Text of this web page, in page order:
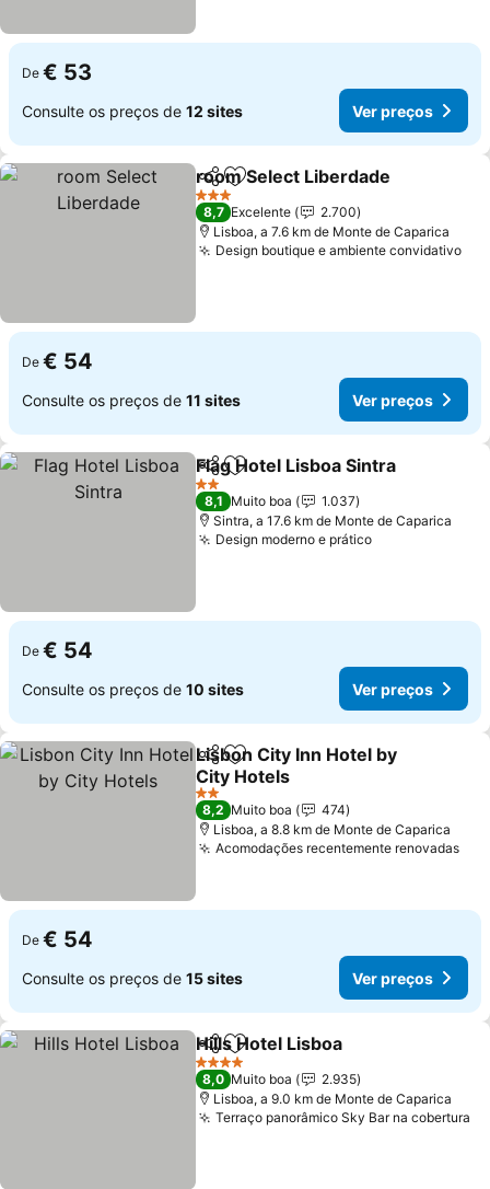
De € 53
Consulte os preços de 12 sites Ver preços
PartilharAdicionar aos favoritos
room Select Liberdade
3 Estrelas
8,7 Excelente
2.700
Lisboa, a 7.6 km de Monte de Caparica
Design boutique e ambiente convidativo
De € 54
Consulte os preços de 11 sites Ver preços
PartilharAdicionar aos favoritos
Flag Hotel Lisboa Sintra
2 Estrelas
8,1 Muito boa
1.037
Sintra, a 17.6 km de Monte de Caparica
Design moderno e práticoVer preços
De € 54
Consulte os preços de 10 sites Ver preços
PartilharAdicionar aos favoritos
Lisbon City Inn Hotel by
City Hotels
Ver preços
2 Estrelas
8,2 Muito boa
474
Lisboa, a 8.8 km de Monte de Caparica
Acomodações recentemente renovadas
De € 54
Consulte os preços de 15 sites Ver preços
PartilharAdicionar aos favoritos
Hills Hotel Lisboa
4 Estrelas
8,0 Muito boa
2.935
Lisboa, a 9.0 km de Monte de Caparica
Terraço panorâmico Sky Bar na cobertura